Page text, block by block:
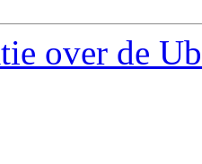
over de